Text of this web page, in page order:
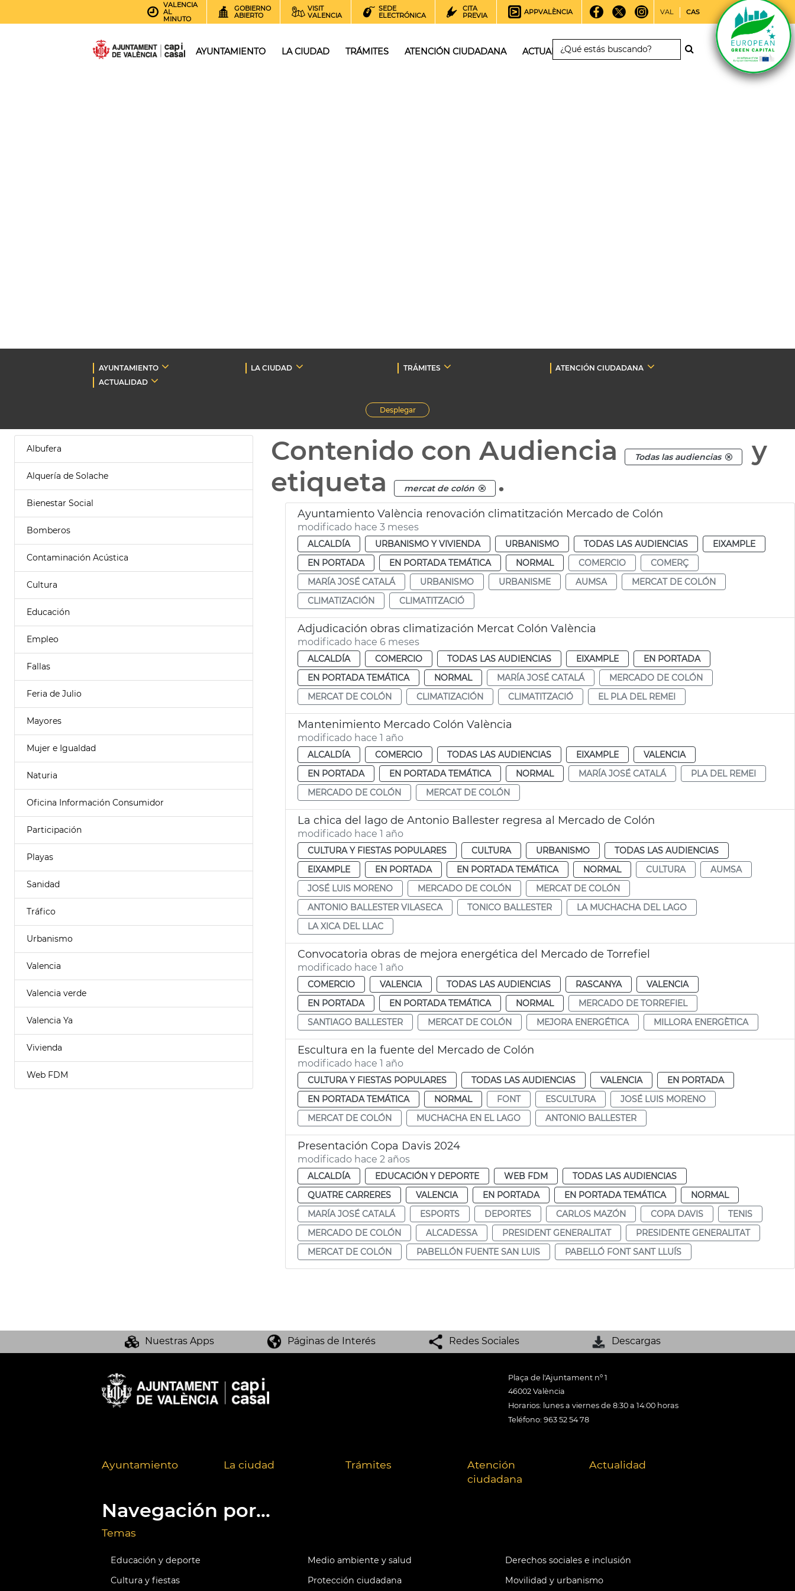
VALENCIA
AL
MINUTO
GOBIERNO
ABIERTO
VISIT
VALENCIA
SEDE
ELECTRÓNICA
CITA
PREVIA
APPVALÈNCIA VAL CAS
AYUNTAMIENTO LA CIUDAD TRÁMITES ATENCIÓN CIUDADANA ACTUALIDAD
AYUNTAMIENTO LA CIUDAD TRÁMITES
ATENCIÓN CIUDADANA
ACTUALIDAD
Desplegar
Albufera
Alquería de Solache
Bienestar Social
Bomberos
Contaminación Acústica
Cultura
Educación
Empleo
Fallas
Feria de Julio
Mayores
Mujer e Igualdad
Naturia
Oficina Información Consumidor
Participación
Playas
Sanidad
Tráfico
Urbanismo
Valencia
Valencia verde
Valencia Ya
Vivienda
Web FDM
Contenido con Audiencia Todas las audiencias
y
etiqueta
mercat de colón .
Ayuntamiento València renovación climatitzación Mercado de Colón
modificado hace 3 meses
ALCALDÍA URBANISMO Y VIVIENDA URBANISMO TODAS LAS AUDIENCIAS
EIXAMPLE
EN PORTADA
EN PORTADA TEMÁTICA NORMAL COMERCIO
COMERÇ
MARÍA JOSÉ CATALÁ
URBANISMO URBANISME AUMSA
MERCAT DE COLÓN
CLIMATIZACIÓN
CLIMATITZACIÓ
Adjudicación obras climatización Mercat Colón València
modificado hace 6 meses
ALCALDÍA COMERCIO TODAS LAS AUDIENCIAS EIXAMPLE
EN PORTADA
EN PORTADA TEMÁTICA
NORMAL MARÍA JOSÉ CATALÁ
MERCADO DE COLÓN
MERCAT DE COLÓN
CLIMATIZACIÓN CLIMATITZACIÓ EL PLA DEL REMEI
Mantenimiento Mercado Colón València
modificado hace 1 año
ALCALDÍA COMERCIO TODAS LAS AUDIENCIAS EIXAMPLE
VALENCIA
EN PORTADA
EN PORTADA TEMÁTICA NORMAL MARÍA JOSÉ CATALÁ
PLA DEL REMEI
MERCADO DE COLÓN
MERCAT DE COLÓN
La chica del lago de Antonio Ballester regresa al Mercado de Colón
modificado hace 1 año
CULTURA Y FIESTAS POPULARES CULTURA URBANISMO
TODAS LAS AUDIENCIAS
EIXAMPLE
EN PORTADA EN PORTADA TEMÁTICA NORMAL CULTURA
AUMSA
JOSÉ LUIS MORENO
MERCADO DE COLÓN
MERCAT DE COLÓN
ANTONIO BALLESTER VILASECA
TONICO BALLESTER
LA MUCHACHA DEL LAGO
LA XICA DEL LLAC
Convocatoria obras de mejora energética del Mercado de Torrefiel
modificado hace 1 año
COMERCIO VALENCIA TODAS LAS AUDIENCIAS RASCANYA
VALENCIA
EN PORTADA
EN PORTADA TEMÁTICA NORMAL
MERCADO DE TORREFIEL
SANTIAGO BALLESTER
MERCAT DE COLÓN MEJORA ENERGÉTICA MILLORA ENERGÈTICA
Escultura en la fuente del Mercado de Colón
modificado hace 1 año
CULTURA Y FIESTAS POPULARES TODAS LAS AUDIENCIAS VALENCIA
EN PORTADA
EN PORTADA TEMÁTICA
NORMAL FONT ESCULTURA
JOSÉ LUIS MORENO
MERCAT DE COLÓN
MUCHACHA EN EL LAGO ANTONIO BALLESTER
Presentación Copa Davis 2024
modificado hace 2 años
ALCALDÍA EDUCACIÓN Y DEPORTE WEB FDM
TODAS LAS AUDIENCIAS
QUATRE CARRERES
VALENCIA EN PORTADA EN PORTADA TEMÁTICA
NORMAL
MARÍA JOSÉ CATALÁ
ESPORTS DEPORTES CARLOS MAZÓN COPA DAVIS
TENIS
MERCADO DE COLÓN
ALCADESSA PRESIDENT GENERALITAT
PRESIDENTE GENERALITAT
MERCAT DE COLÓN
PABELLÓN FUENTE SAN LUIS PABELLÓ FONT SANT LLUÍS
Nuestras Apps Páginas de Interés Redes Sociales Descargas
Plaça de l'Ajuntament nº 1
46002 València
Horarios: lunes a viernes de 8:30 a 14:00 horas
Teléfono: 963 52 54 78
Ayuntamiento La ciudad Trámites
Atención
ciudadana
Actualidad
Navegación por...
Temas
Educación y deporte Medio ambiente y salud
Derechos sociales e inclusión
Cultura y fiestas
Protección ciudadana Movilidad y urbanismo